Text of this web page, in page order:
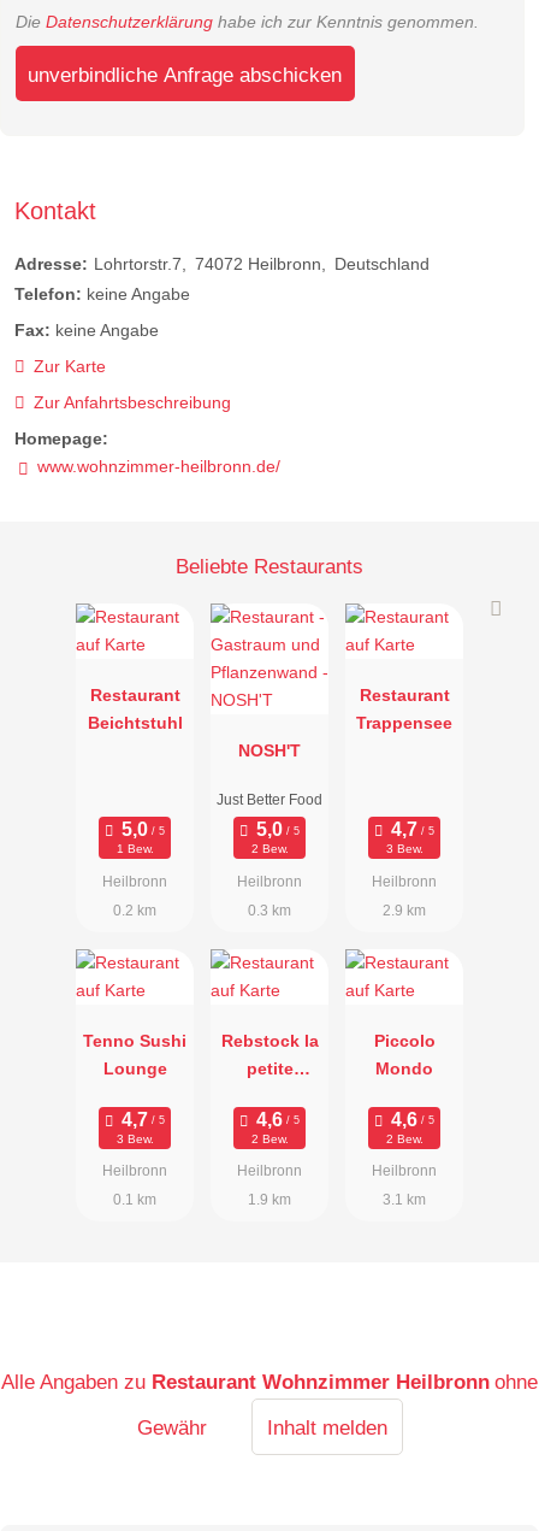
Die Datenschutzerklärung habe ich zur Kenntnis genommen.
unverbindliche Anfrage abschicken
Kontakt
Adresse: Lohrtorstr.7 74072 Heilbronn
Deutschland
Telefon: keine Angabe
Fax: keine Angabe
Zur Karte
Zur Anfahrtsbeschreibung
Homepage:
www.wohnzimmer-heilbronn.de/
Beliebte Restaurants
Restaurant
Beichtstuhl
1 Bew.
Heilbronn
0.2 km
NOSH'T
Just Better Food
2 Bew.
Heilbronn
0.3 km
Restaurant
Trappensee
3 Bew.
Heilbronn
2.9 km
Tenno Sushi
Lounge
3 Bew.
Heilbronn
0.1 km
Rebstock la
petite
2 Bew.
Heilbronn
1.9 km
Piccolo
Mondo
2 Bew.
Heilbronn
3.1 km
Alle Angaben zu Restaurant Wohnzimmer Heilbronn ohne
Gewähr
Inhalt melden